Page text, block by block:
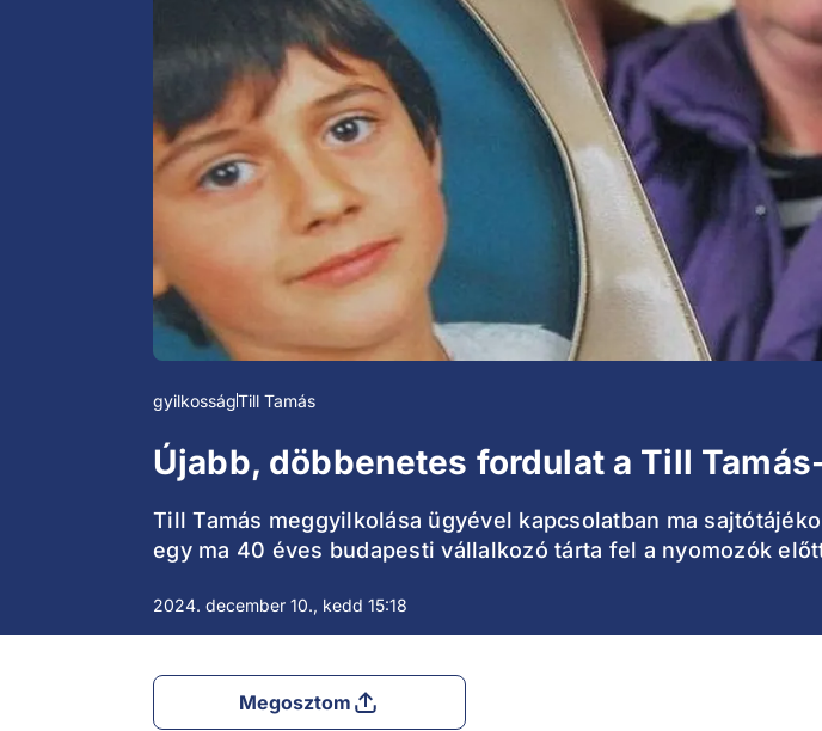
gyilkosságTill Tamás
Újabb, döbbenetes fordulat a Till
Till Tamás meggyilkolása ügyével kapcsolatban ma
egy ma 40 éves budapesti vállalkozó tárta fel a nyomozók
2024. december 10., kedd 15:18
Megosztom